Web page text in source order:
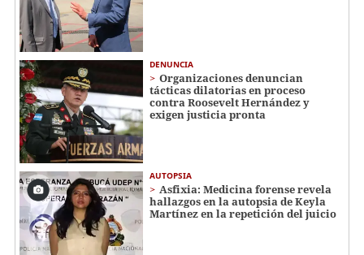
DENUNCIA
Organizaciones denuncian
tácticas dilatorias en proceso
contra Roosevelt Hernández y
exigen justicia pronta
AUTOPSIA
Asfixia: Medicina forense revela
hallazgos en la autopsia de Keyla
Martínez en la repetición del juicio